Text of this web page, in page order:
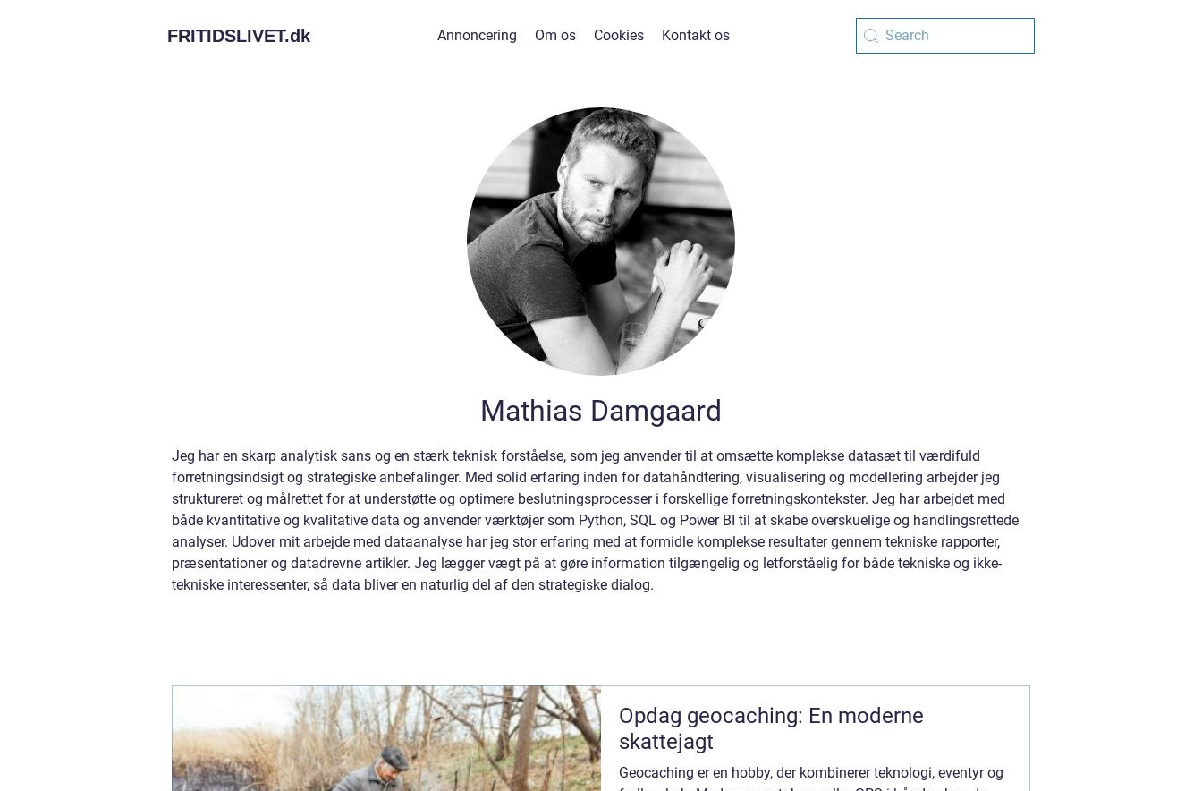
FRITIDSLIVET.dk Annoncering Om os Cookies Kontakt os
Mathias Damgaard
Jeg har en skarp analytisk sans og en stærk teknisk forståelse, som jeg anvender til at omsætte komplekse datasæt til værdifuld
forretningsindsigt og strategiske anbefalinger. Med solid erfaring inden for datahåndtering, visualisering og modellering arbejder jeg
struktureret og målrettet for at understøtte og optimere beslutningsprocesser i forskellige forretningskontekster. Jeg har arbejdet med
både kvantitative og kvalitative data og anvender værktøjer som Python, SQL og Power BI til at skabe overskuelige og handlingsrettede
analyser. Udover mit arbejde med dataanalyse har jeg stor erfaring med at formidle komplekse resultater gennem tekniske rapporter,
præsentationer og datadrevne artikler. Jeg lægger vægt på at gøre information tilgængelig og letforståelig for både tekniske og ikke-
tekniske interessenter, så data bliver en naturlig del af den strategiske dialog.
Opdag geocaching: En moderne
skattejagt
Geocaching er en hobby, der kombinerer teknologi, eventyr og